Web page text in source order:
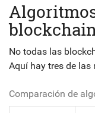
No todas las
Aquí hay tres de
Comparación de